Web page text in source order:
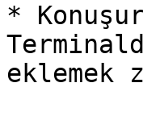
*
eklemek